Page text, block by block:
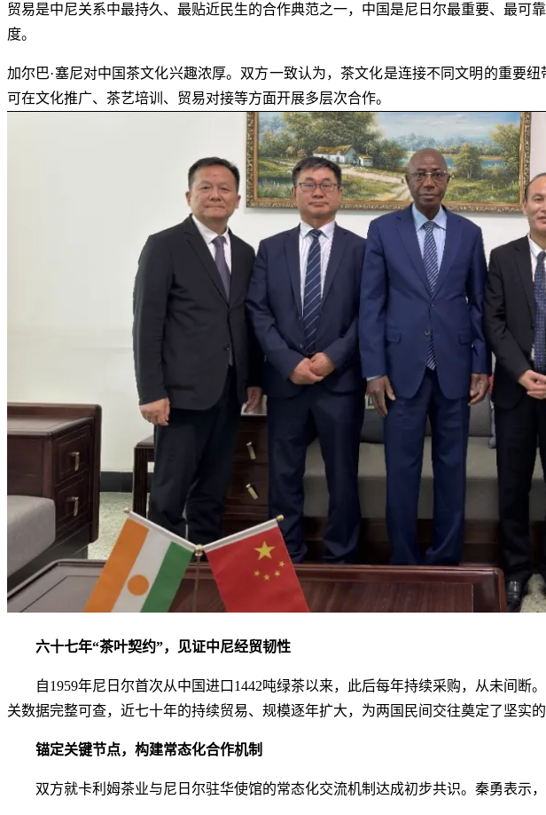
贸易是中尼关系中最持久、最贴近民生的合作典范之一，中国是尼日尔最重要、最可
度。
加尔巴·塞尼对中国茶文化兴趣浓厚。双方一致认为，茶文化是连接不同文明的重要
可在文化推广、茶艺培训、贸易对接等方面开展多层次合作。
六十七年“茶叶契约”，见证中尼经贸韧性
自1959年尼日尔首次从中国进口1442吨绿茶以来，此后每年持续采购，从未间
关数据完整可查，近七十年的持续贸易、规模逐年扩大，为两国民间交往奠定了坚实的
锚定关键节点，构建常态化合作机制
双方就卡利姆茶业与尼日尔驻华使馆的常态化交流机制达成初步共识。秦勇表示